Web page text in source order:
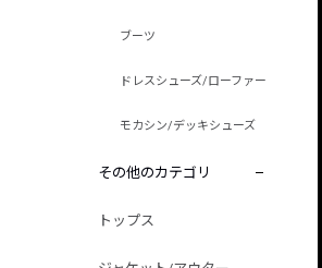
ブーツ
ドレスシューズ/ローファー
モカシン/デッキシューズ
その他のカテゴリ
トップス